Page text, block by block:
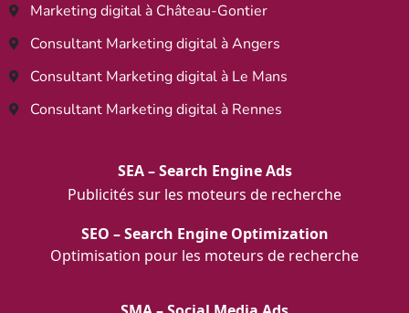
Marketing digital à Château-Gontier
Consultant Marketing digital à Angers
Consultant Marketing digital à Le Mans
Consultant Marketing digital à Rennes
SEA – Search Engine Ads
Publicités sur les moteurs de recherche
SEO – Search Engine Optimization
Optimisation pour les moteurs de recherche